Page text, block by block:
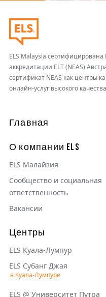
ELS Malaysia
аккредитации ELT (NEAS)
сертификат NEAS как центры
онлайн-услуг высокого
Основная навигация
Главная
О компании ELS
ELS Малайзия
Сообщество и социальная
ответственность
Вакансии
Центры
ELS Куала-Лумпур
ELS Субанг Джая
ELS @ Университет Путра